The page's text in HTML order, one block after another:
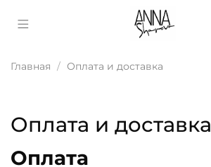
Главная Оплата и доставка
Оплата и доставка
Оплата